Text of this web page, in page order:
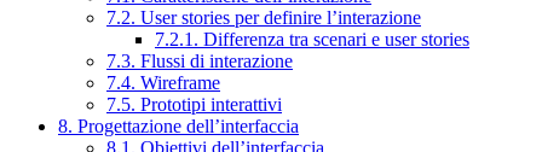
7.2. User stories per definire l’interazione
7.2.1. Differenza tra scenari e user stories
7.3. Flussi di interazione
7.4. Wireframe
7.5. Prototipi interattivi
8. Progettazione dell’interfaccia
8.1. Obiettivi dell’interfaccia